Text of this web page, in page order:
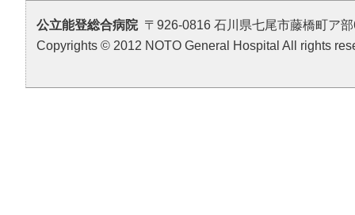
公立能登総合病院〒926-0816 石川県七尾市藤橋町ア
Copyrights © 2012 NOTO General Hospital All rights